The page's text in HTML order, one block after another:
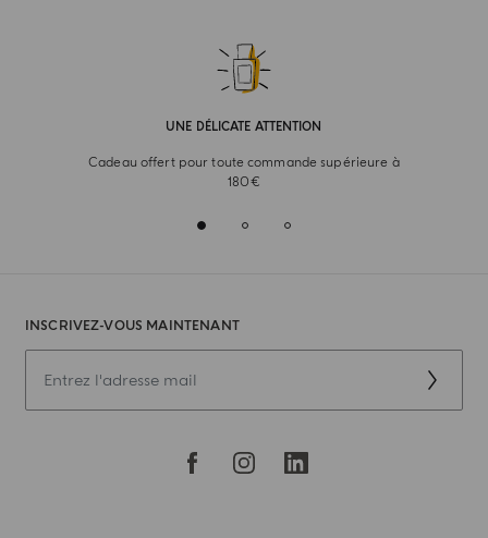
UNE DÉLICATE ATTENTION
Cadeau offert pour toute commande supérieure à
180€
INSCRIVEZ-VOUS MAINTENANT